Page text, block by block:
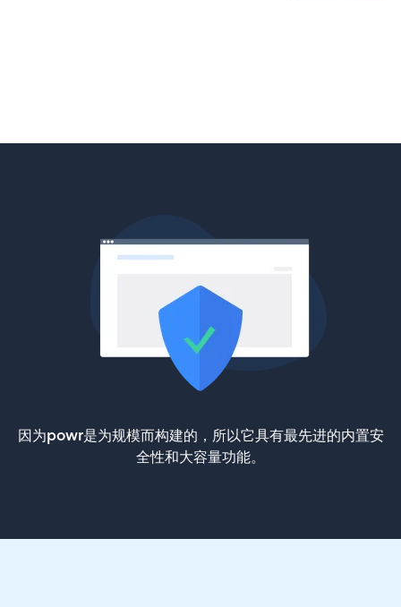
因为powr是为规模而构建的，所以它具有最先进的内置安
全性和大容量功能。